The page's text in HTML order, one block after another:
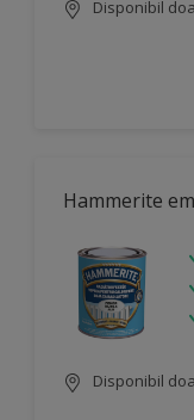
Disponibil
Hammerite
Disponibil